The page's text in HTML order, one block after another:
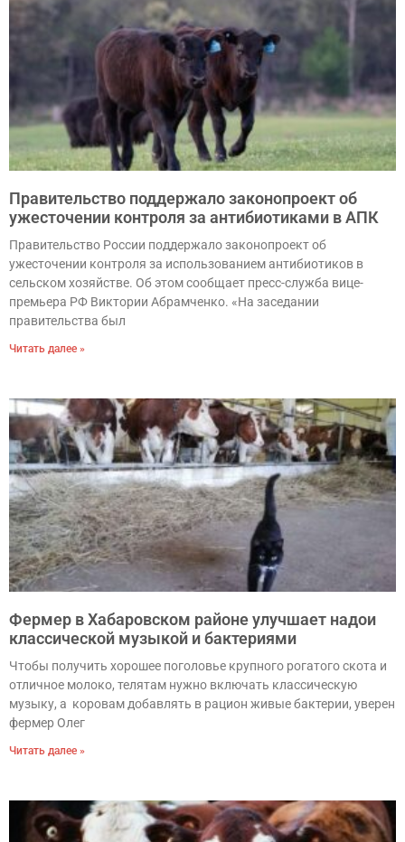
Правительство поддержало законопроект об
ужесточении контроля за антибиотиками в АПК
Правительство России поддержало законопроект об
ужесточении контроля за использованием антибиотиков в
сельском хозяйстве. Об этом сообщает пресс-служба вице-
премьера РФ Виктории Абрамченко. «На заседании
правительства был
Читать далее »
Фермер в Хабаровском районе улучшает надои
классической музыкой и бактериями
Чтобы получить хорошее поголовье крупного рогатого скота и
отличное молоко, телятам нужно включать классическую
музыку, а коровам добавлять в рацион живые бактерии, уверен
фермер Олег
Читать далее »